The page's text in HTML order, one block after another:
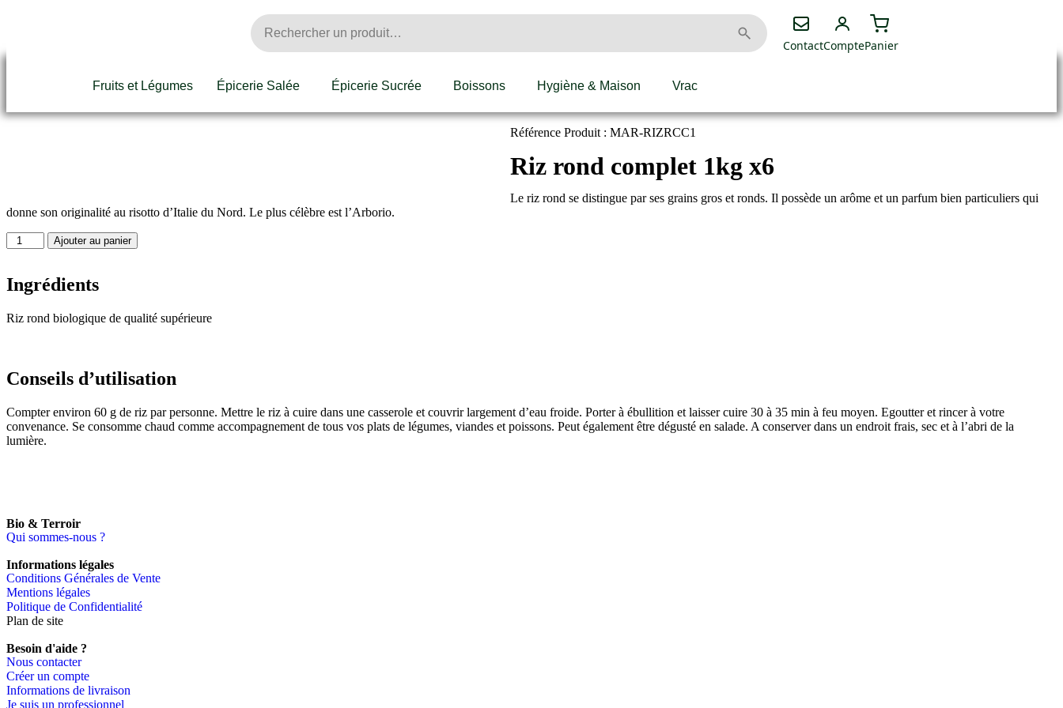
ContactComptePanier
Fruits et Légumes Épicerie Salée Épicerie Sucrée Boissons Hygiène & Maison Vrac
Référence Produit : MAR-RIZRCC1
Riz rond complet 1kg x6
Le riz rond se distingue par ses grains gros et ronds. Il possède un arôme et un parfum bien particuliers qui
donne son originalité au risotto d’Italie du Nord. Le plus célèbre est l’Arborio.
Ajouter au panier
Ingrédients
Riz rond biologique de qualité supérieure
Conseils d’utilisation
Compter environ 60 g de riz par personne. Mettre le riz à cuire dans une casserole et couvrir largement d’eau froide. Porter à ébullition et laisser cuire 30 à 35 min à feu moyen. Egoutter et rincer à votre
convenance. Se consomme chaud comme accompagnement de tous vos plats de légumes, viandes et poissons. Peut également être dégusté en salade. A conserver dans un endroit frais, sec et à l’abri de la
lumière.
Bio & Terroir
Qui sommes-nous ?
Informations légales
Conditions Générales de Vente
Mentions légales
Politique de Confidentialité
Plan de site
Besoin d'aide ?
Nous contacter
Créer un compte
Informations de livraison
Je suis un professionnel